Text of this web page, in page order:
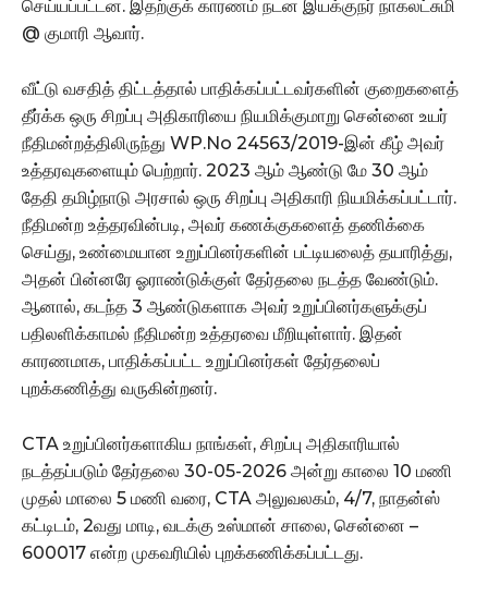
செய்யப்பட்டன. இதற்குக் காரணம் நடன இயக்குநர் நாகலட்சுமி
@ குமாரி ஆவார்.
வீட்டு வசதித் திட்டத்தால் பாதிக்கப்பட்டவர்களின் குறைகளைத்
தீர்க்க ஒரு சிறப்பு அதிகாரியை நியமிக்குமாறு சென்னை உயர்
நீதிமன்றத்திலிருந்து WP.No 24563/2019-இன் கீழ் அவர்
உத்தரவுகளையும் பெற்றார். 2023 ஆம் ஆண்டு மே 30 ஆம்
தேதி தமிழ்நாடு அரசால் ஒரு சிறப்பு அதிகாரி நியமிக்கப்பட்டார்.
நீதிமன்ற உத்தரவின்படி, அவர் கணக்குகளைத் தணிக்கை
செய்து, உண்மையான உறுப்பினர்களின் பட்டியலைத் தயாரித்து,
அதன் பின்னரே ஓராண்டுக்குள் தேர்தலை நடத்த வேண்டும்.
ஆனால், கடந்த 3 ஆண்டுகளாக அவர் உறுப்பினர்களுக்குப்
பதிலளிக்காமல் நீதிமன்ற உத்தரவை மீறியுள்ளார். இதன்
காரணமாக, பாதிக்கப்பட்ட உறுப்பினர்கள் தேர்தலைப்
புறக்கணித்து வருகின்றனர்.
CTA உறுப்பினர்களாகிய நாங்கள், சிறப்பு அதிகாரியால்
நடத்தப்படும் தேர்தலை 30-05-2026 அன்று காலை 10 மணி
முதல் மாலை 5 மணி வரை, CTA அலுவலகம், 4/7, நாதன்ஸ்
கட்டிடம், 2வது மாடி, வடக்கு உஸ்மான் சாலை, சென்னை –
600017 என்ற முகவரியில் புறக்கணிக்கப்பட்டது.